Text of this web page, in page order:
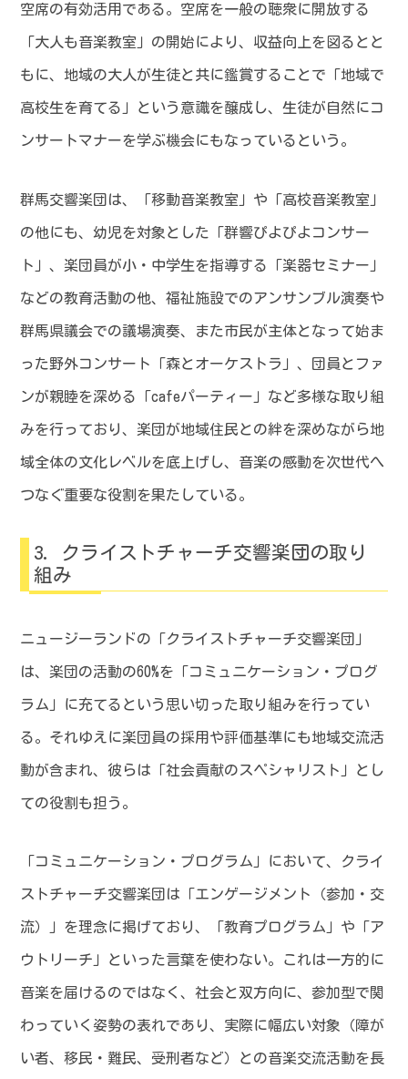
空席の有効活用である。空席を一般の聴衆に開放する
「大人も音楽教室」の開始により、収益向上を図るとと
もに、地域の大人が生徒と共に鑑賞することで「地域で
高校生を育てる」という意識を醸成し、生徒が自然にコ
ンサートマナーを学ぶ機会にもなっているという。
群馬交響楽団は、「移動音楽教室」や「高校音楽教室」
の他にも、幼児を対象とした「群響ぴよぴよコンサー
ト」、楽団員が小・中学生を指導する「楽器セミナー」
などの教育活動の他、福祉施設でのアンサンブル演奏や
群馬県議会での議場演奏、また市民が主体となって始ま
った野外コンサート「森とオーケストラ」、団員とファ
ンが親睦を深める「cafeパーティー」など多様な取り組
みを行っており、楽団が地域住民との絆を深めながら地
域全体の文化レベルを底上げし、音楽の感動を次世代へ
つなぐ重要な役割を果たしている。
クライストチャーチ交響楽団の取り
組み
ニュージーランドの「クライストチャーチ交響楽団」
は、楽団の活動の60%を「コミュニケーション・プログ
ラム」に充てるという思い切った取り組みを行ってい
る。それゆえに楽団員の採用や評価基準にも地域交流活
動が含まれ、彼らは「社会貢献のスペシャリスト」とし
ての役割も担う。
「コミュニケーション・プログラム」において、クライ
ストチャーチ交響楽団は「エンゲージメント（参加・交
流）」を理念に掲げており、「教育プログラム」や「ア
ウトリーチ」といった言葉を使わない。これは一方的に
音楽を届けるのではなく、社会と双方向に、参加型で関
わっていく姿勢の表れであり、実際に幅広い対象（障が
い者、移民・難民、受刑者など）との音楽交流活動を長